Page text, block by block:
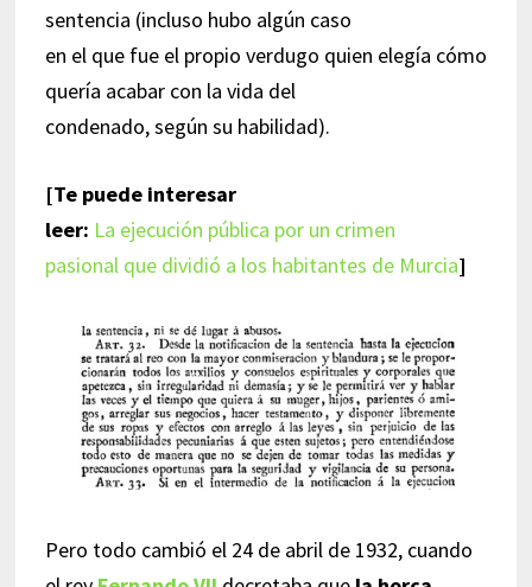
sentencia (incluso hubo algún caso
en el que fue el propio verdugo quien elegía cómo
quería acabar con la vida del
condenado, según su habilidad).
[Te puede interesar
leer: La ejecución pública por un crimen
pasional que dividió a los habitantes de Murcia]
Pero todo cambió el 24 de abril de 1932, cuando